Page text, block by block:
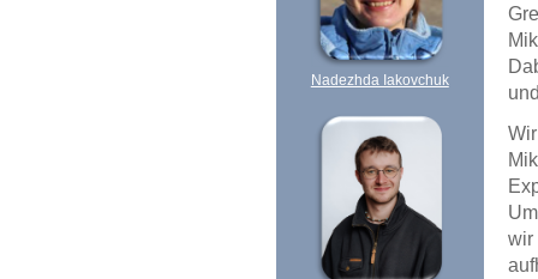
Nadezhda Iakovchuk
wir